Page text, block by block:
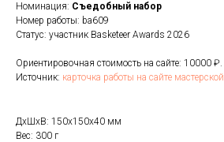
Номинация: Cъедобный набор
Номер работы: ba609
Статус: участник Basketeer Awards 2026
Ориентировочная стоимость на сайте: 10000 ₽.
Источник: карточка работы на сайте мастерской
ДxШxВ: 150x150x40 мм
Вес: 300 г